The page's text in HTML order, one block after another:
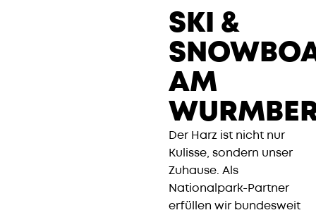
SKI &
AM
Der Harz ist nicht nur
Kulisse, sondern unser
Zuhause. Als
Nationalpark-Partner
erfüllen wir bundesweit